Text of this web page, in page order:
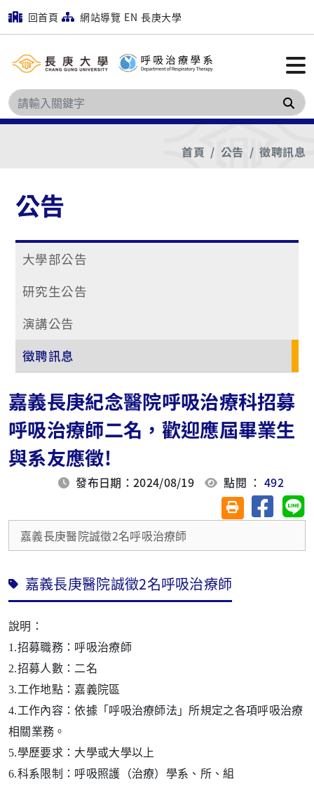
回首頁 網站導覽 EN 長庚大學
搜
首頁 公告 徵聘訊息
公告
大學部公告
研究生公告
演講公告
徵聘訊息
嘉義長庚紀念醫院呼吸治療科招募
呼吸治療師二名，歡迎應屆畢業生
與系友應徵!
發布日期：2024/08/19 點閱 ：492
友善列印(另開視
分享至
嘉義長庚醫院誠徵2名呼吸治療師
嘉義長庚醫院誠徵2名呼吸治療師
說明：
1.招募職務：呼吸治療師
2.招募人數：二名
3.工作地點：嘉義院區
4.工作內容：依據「呼吸治療師法」所規定之各項呼吸治療
相關業務。
5.學歷要求：大學或大學以上
6.科系限制：呼吸照護（治療）學系、所、組